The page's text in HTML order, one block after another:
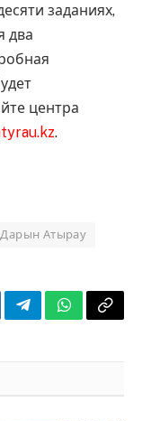
заданиях,
два
центра
.
Дарын Атырау
TelegramWhatsApp
Copy